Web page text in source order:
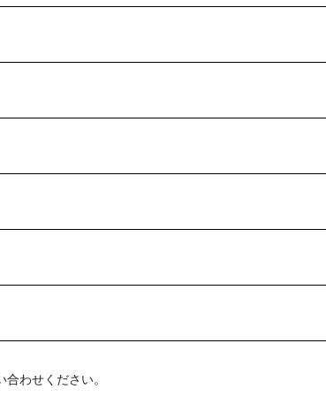
わせください。